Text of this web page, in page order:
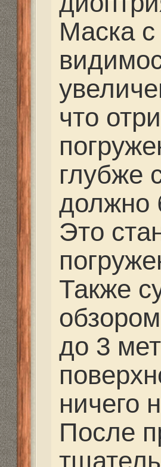
После
и щеткой,
потеть.
средство
затем
что
товарищи
для
секрет
камыше.
обжечь
открытым
удаления